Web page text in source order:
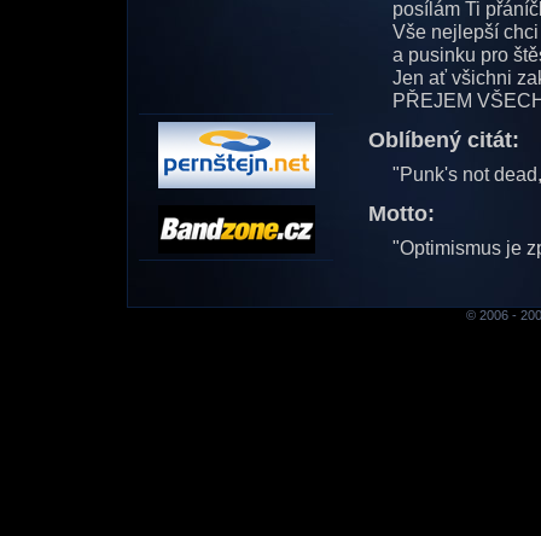
posílám Ti
Vše nejlepší
a pusinku pro
Jen ať všichni
PŘEJEM
Oblíbený citát:
"Punk's not
Motto:
"Optimismus je
© 2006 -